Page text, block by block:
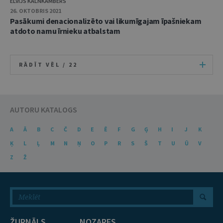
26. OKTOBRIS 2021
Pasākumi denacionalizēto vai likumīgajam īpašniekam
atdoto namu īrnieku atbalstam
RĀDĪT VĒL / 22
AUTORU KATALOGS
A Ā B C Č D E Ē F G Ģ H I J
K
Ķ
L Ļ M N Ņ O P R S Š T U Ū
V
Z
Ž